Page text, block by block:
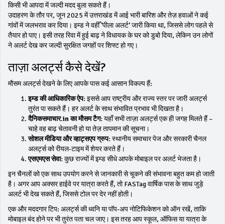
किसी भी आपदा में जल्दी मदद बुला सकते हैं।
उदाहरण के तौर पर, जून 2025 में उत्तराखंड में आई भारी बारिश और तेज़ हवाओं ने कई
गांवों में जलभराव कर दिया। इम्ड ने वहीँ ‘पीला अलर्ट’ जारी किया था, जिससे लोग पहले से
तैयार हो पाए। इसी तरह रिवा में हुई बाढ़ ने विधायक के घर को डुबो दिया, लेकिन उन लोगों
ने अलर्ट देख कर जल्दी सुरक्षित जगहों पर शिफ्ट हो गए।
ताज़ा अलर्ट्स कैसे देखें?
मौसम अलर्ट्स देखने के लिए आपके पास कई आसान विकल्प हैं:
इम्ड की आधिकारिक ऐप:इससे आप राष्ट्रीय और राज्य स्तर पर जारी अलर्ट्स
तुरंत पा सकते हैं। हर अलर्ट के साथ संभावित प्रभाव भी दिखता है।
दैनिकसमाचार.in का मौसम टैग:यहाँ सभी ताज़ा अलर्ट्स एक ही जगह मिलते हैं –
चाहे वह बाढ़ चेतावनी हो या तेज़ तापमान की सूचना।
सोशल मीडिया और व्हाट्सएप ग्रुप:स्थानीय समाचार पेज और सरकारी चैनल
अलर्ट्स को रीयल‑टाइम में शेयर करते हैं।
एसएमएस सेवा:कुछ राज्यों में इम्ड सीधे आपके मोबाइल पर अलर्ट भेजता है।
इन चैनलों को एक साथ उपयोग करने से जानकारी से चूकने की संभावना बहुत कम हो जाती
है। अगर आप अक्सर हाईवे पर यात्रा करते हैं, तो FASTag वार्षिक पास के साथ जुड़े
अलर्ट भी देख सकते हैं, जिससे टोल पर देर नहीं होती।
एक और मददगार टिप: अलर्ट्स की ध्वनि या पॉप‑अप नोटिफिकेशन को ऑन रखें, ताकि
मोबाइल बंद होने पर भी तुरंत पता चल जाए। इस तरह आप स्कूल, ऑफिस या यात्रा के